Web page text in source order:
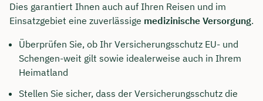
Dies garantiert Ihnen auch auf Ihren Reisen und im
Einsatzgebiet eine zuverlässige medizinische Versorgung.
Überprüfen Sie, ob Ihr Versicherungsschutz EU- und
Schengen-weit gilt sowie idealerweise auch in Ihrem
Heimatland
Stellen Sie sicher, dass der Versicherungsschutz die